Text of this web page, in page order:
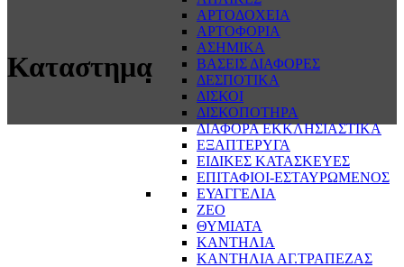
ΑΡΤΟΔΟΧΕΙΑ
ΑΡΤΟΦΟΡΙΑ
ΑΣΗΜΙΚΑ
ΒΑΣΕΙΣ ΔΙΑΦΟΡΕΣ
ΔΕΣΠΟΤΙΚΑ
ΔΙΣΚΟΙ
ΔΙΣΚΟΠΟΤΗΡΑ
ΔΙΑΦΟΡΑ ΕΚΚΛΗΣΙΑΣΤΙΚΑ
ΕΞΑΠΤΕΡΥΓΑ
ΕΙΔΙΚΕΣ ΚΑΤΑΣΚΕΥΕΣ
ΕΠΙΤΑΦΙΟΙ-ΕΣΤΑΥΡΩΜΕΝΟΣ
ΕΥΑΓΓΕΛΙΑ
ΖΕΟ
ΘΥΜΙΑΤΑ
ΚΑΝΤΗΛΙΑ
ΚΑΝΤΗΛΙΑ ΑΓ.ΤΡΑΠΕΖΑΣ
Καταστημα